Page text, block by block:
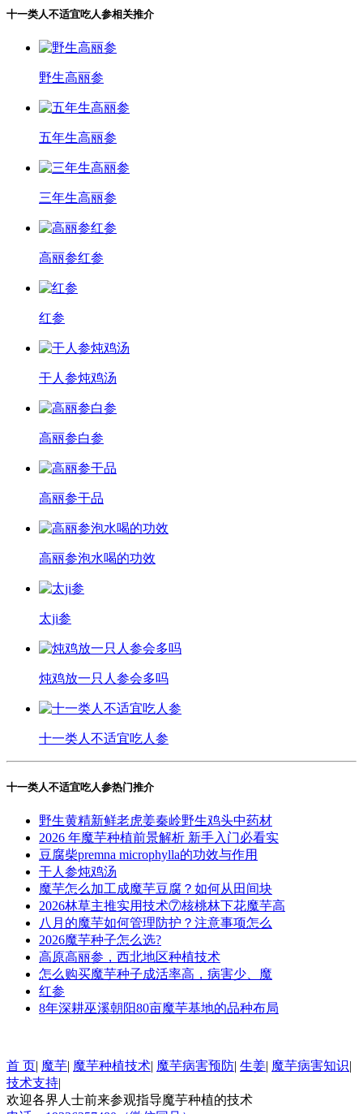
十一类人不适宜吃人参相关推介
野生高丽参
五年生高丽参
三年生高丽参
高丽参红参
红参
干人参炖鸡汤
高丽参白参
高丽参干品
高丽参泡水喝的功效
太ji参
炖鸡放一只人参会多吗
十一类人不适宜吃人参
十一类人不适宜吃人参热门推介
野生黄精新鲜老虎姜秦岭野生鸡头中药材
2026 年魔芋种植前景解析 新手入门必看实
豆腐柴premna microphylla的功效与作用
干人参炖鸡汤
魔芋怎么加工成魔芋豆腐？如何从田间块
2026林草主推实用技术⑦核桃林下花魔芋高
八月的魔芋如何管理防护？注意事项怎么
2026魔芋种子怎么选?
高原高丽参，西北地区种植技术
怎么购买魔芋种子成活率高，病害少、魔
红参
8年深耕巫溪朝阳80亩魔芋基地的品种布局
首 页| 魔芋| 魔芋种植技术| 魔芋病害预防| 生姜| 魔芋病害知识|
技术支持|
欢迎各界人士前来参观指导魔芋种植的技术